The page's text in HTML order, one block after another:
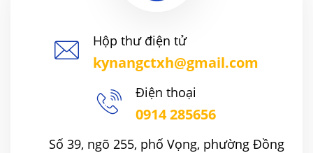
Hộp thư điện tử
kynangctxh@gmail.com
Điện thoại
0914 285656
Số 39, ngõ 255, phố Vọng, phường Đồng